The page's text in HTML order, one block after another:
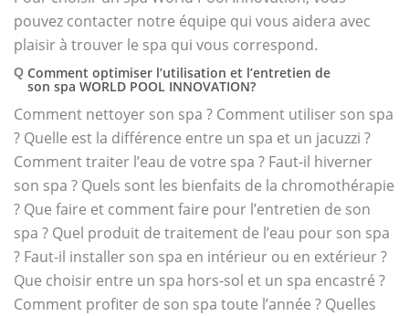
pouvez contacter notre équipe qui vous aidera avec
plaisir à trouver le spa qui vous correspond.
Q Comment optimiser l’utilisation et l’entretien de
son spa WORLD POOL INNOVATION?
Comment nettoyer son spa ? Comment utiliser son spa
? Quelle est la différence entre un spa et un jacuzzi ?
Comment traiter l’eau de votre spa ? Faut-il hiverner
son spa ? Quels sont les bienfaits de la chromothérapie
? Que faire et comment faire pour l’entretien de son
spa ? Quel produit de traitement de l’eau pour son spa
? Faut-il installer son spa en intérieur ou en extérieur ?
Que choisir entre un spa hors-sol et un spa encastré ?
Comment profiter de son spa toute l’année ? Quelles